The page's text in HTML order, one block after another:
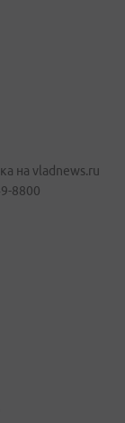
на vladnews.ru
8800